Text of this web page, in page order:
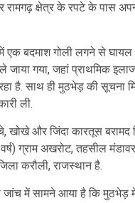
क्षेत्र के रपटे के पास
एक बदमाश गोली लगने से
गया, जहां प्राथमिक
है. साथ ही मुठभेड़ की सूचना
ली.
और जिंदा कारतूस बरामद
ग्राम अखरोट, तहसील
करौली, राजस्थान है.
में सामने आया है कि मुठभेड़